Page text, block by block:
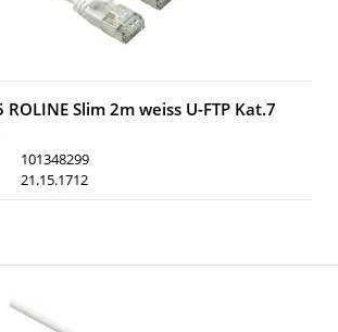
ROLINE Slim 2m weiss U-FTP Kat.7
101348299
21.15.1712